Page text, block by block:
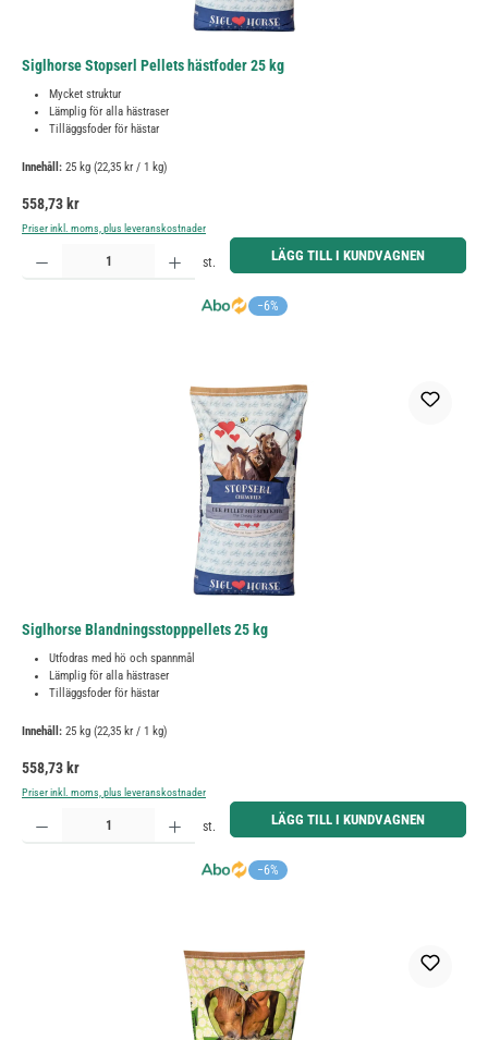
Siglhorse Stopserl Pellets hästfoder 25 kg
Mycket struktur
Lämplig för alla hästraser
Tilläggsfoder för hästar
Innehåll: 25 kg (22,35 kr / 1 kg)
Ordinarie pris:
558,73 kr
Priser inkl. moms, plus leveranskostnader
−6%
Produktkvantitet: Ange önskat belopp eller använd knapparna för att öka eller minska kvantiteten.
st. LÄGG TILL I KUNDVAGNEN
Siglhorse Blandningsstopppellets 25 kg
Utfodras med hö och spannmål
Lämplig för alla hästraser
Tilläggsfoder för hästar
Innehåll: 25 kg (22,35 kr / 1 kg)
Ordinarie pris:
558,73 kr
Priser inkl. moms, plus leveranskostnader
−6%
Produktkvantitet: Ange önskat belopp eller använd knapparna för att öka eller minska kvantiteten.
st. LÄGG TILL I KUNDVAGNEN